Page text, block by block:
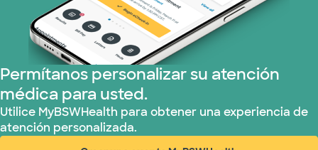
Permítanos personalizar su atención
médica para usted.
Utilice MyBSWHealth para obtener una experiencia de
atención personalizada.